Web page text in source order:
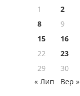
1
2
8
9
15
16
22
23
29
30
« Лип
Вер »